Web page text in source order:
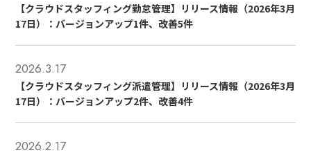
【クラウドスタッフィング勤怠管理】リリース情報（2026年3月
17日）：バージョンアップ1件、改善5件
2026.3.17
【クラウドスタッフィング派遣管理】リリース情報（2026年3月
17日）：バージョンアップ2件、改善4件
2026.2.17